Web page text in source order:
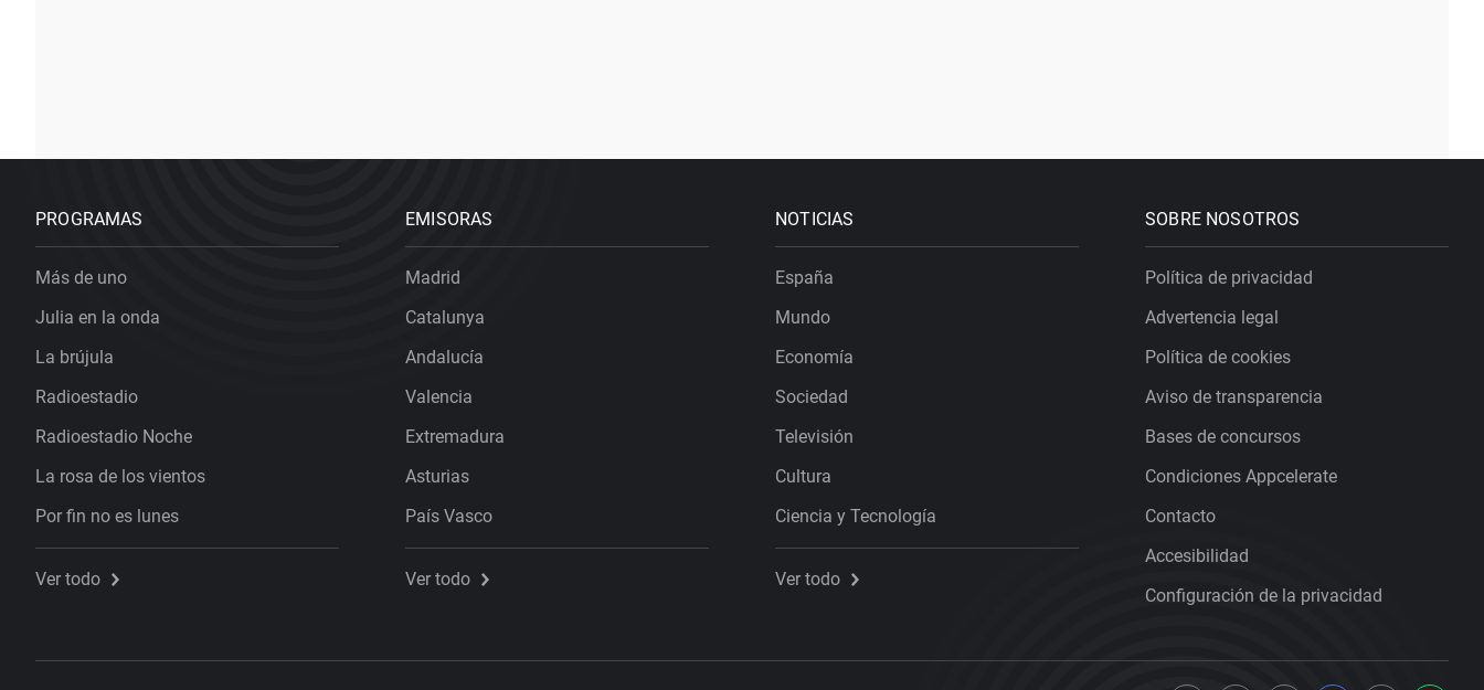
PROGRAMAS
Más de uno
Julia en la onda
La brújula
Radioestadio
Radioestadio Noche
La rosa de los vientos
Por fin no es lunes
Ver todo
EMISORAS
Madrid
Catalunya
Andalucía
Valencia
Extremadura
Asturias
País Vasco
Ver todo
NOTICIAS
España
Mundo
Economía
Sociedad
Televisión
Cultura
Ciencia y Tecnología
Ver todo
SOBRE NOSOTROS
Política de privacidad
Advertencia legal
Política de cookies
Aviso de transparencia
Bases de concursos
Condiciones Appcelerate
Contacto
Accesibilidad
Configuración de la privacidad